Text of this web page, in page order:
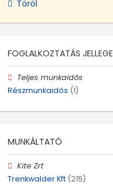
Töröl
FOGLALKOZTATÁS JELLEGE
Teljes munkaidős
Részmunkaidős (1)
MUNKÁLTATÓ
Kite Zrt
Trenkwalder Kft (215)